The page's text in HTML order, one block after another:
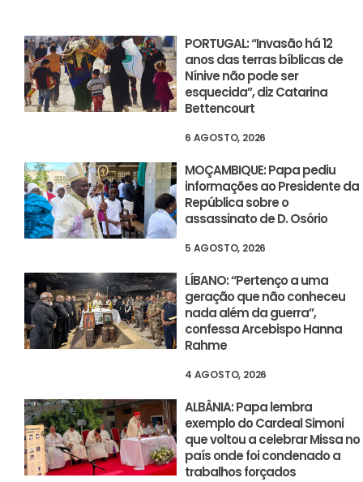
PORTUGAL: “Invasão há 12
anos das terras bíblicas de
Nínive não pode ser
esquecida”, diz Catarina
Bettencourt
6 AGOSTO, 2026
MOÇAMBIQUE: Papa pediu
informações ao Presidente da
República sobre o
assassinato de D. Osório
5 AGOSTO, 2026
LÍBANO: “Pertenço a uma
geração que não conheceu
nada além da guerra”,
confessa Arcebispo Hanna
Rahme
4 AGOSTO, 2026
ALBÂNIA: Papa lembra
exemplo do Cardeal Simoni
que voltou a celebrar Missa no
país onde foi condenado a
trabalhos forçados